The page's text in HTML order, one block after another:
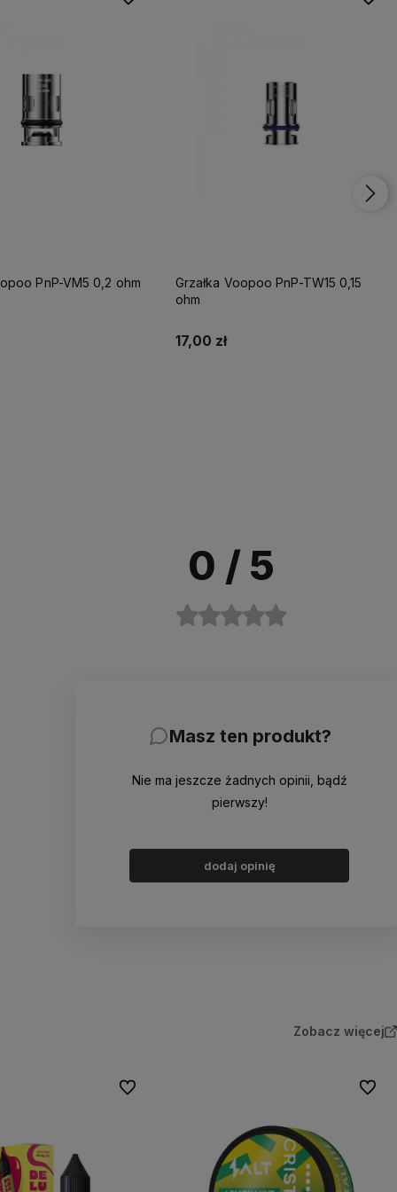
PnP-VM5 0,2 ohm
Grzałka Voopoo PnP-TW15 0,15
ohm
17,00 zł
0 / 5
Masz ten produkt?
Nie ma jeszcze żadnych opinii, bądź
pierwszy!
dodaj opinię
Zobacz więcej
Do ulubionych Do